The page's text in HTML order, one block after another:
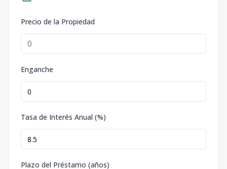
Precio de la Propiedad
Enganche
Tasa de Interés Anual (%)
Plazo del Préstamo (años)